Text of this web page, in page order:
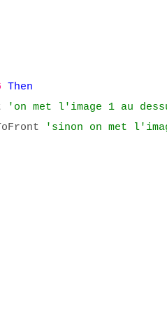
Then
'on met l'image 1 au
'sinon on met